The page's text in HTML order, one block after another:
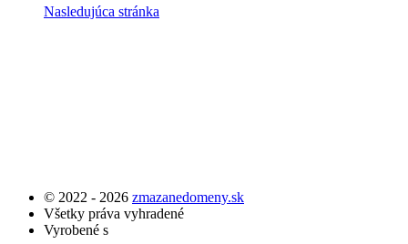
Nasledujúca stránka
© 2022 - 2026 zmazanedomeny.sk
Všetky práva vyhradené
Vyrobené s